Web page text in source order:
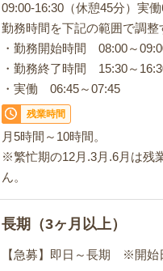
09:00-16:30（休憩45分）実
勤務時間を下記の範囲で調整
・勤務開始時間 08:00～
・勤務終了時間 15:30～
・実働 06:45～07:45
残業時間
月5時間～10時間。
※繁忙期の12月.3月.6月は残
ん。
長期（3ヶ月以上）
【急募】即日～長期 ※開